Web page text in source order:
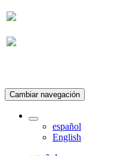
Cambiar navegación
español
English